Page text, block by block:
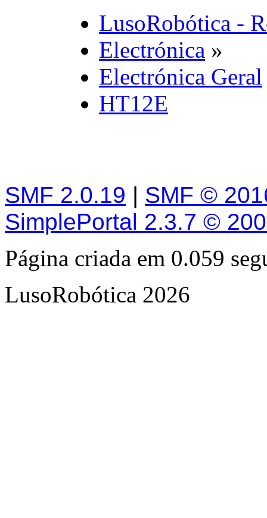
LusoRobótica -
Electrónica »
Electrónica Geral
HT12E
SMF 2.0.19 | SMF ©
SimplePortal 2.3.7 ©
Página criada em 0.059
LusoRobótica 2026